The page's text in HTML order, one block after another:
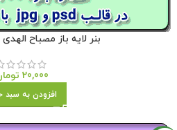
بنر لایه باز مصباح الهدی
20,000
افزودن به سبد